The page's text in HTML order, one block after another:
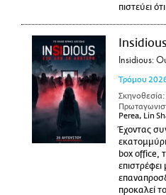
πιστεύει
Insidious:
Τρόμου
Σκηνοθεσία:
Perea, Lin
Έχοντας
box office,
επιστρέφει
προκαλεί